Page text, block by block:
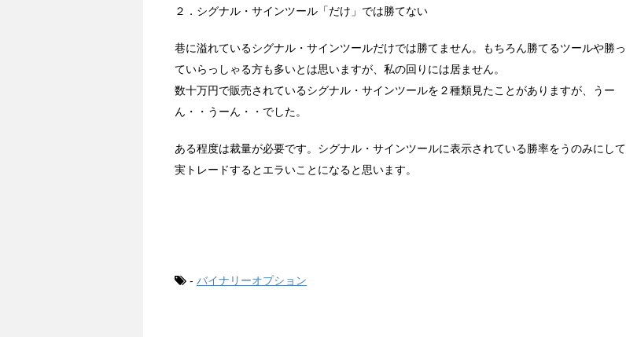
２．シグナル・サインツール「だけ」では勝てない
巷に溢れているシグナル・サインツールだけでは勝てません。もちろん勝てるツールや勝っ
ていらっしゃる方も多いとは思いますが、私の回りには居ません。
数十万円で販売されているシグナル・サインツールを２種類見たことがありますが、うー
ん・・うーん・・でした。
ある程度は裁量が必要です。シグナル・サインツールに表示されている勝率をうのみにして
実トレードするとエラいことになると思います。
- バイナリーオプション